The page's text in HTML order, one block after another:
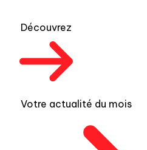
Découvrez
Votre actualité du mois